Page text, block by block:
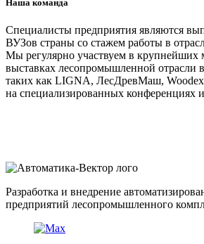
Наша команда
Специалисты предприятия являются
ВУЗов страны со стажем работы в
Мы регулярно участвуем в
выставках лесопромышленной отрасли
таких как LIGNA, ЛесДревМаш,
на специализированных конференциях
Разработка и внедрение
предприятий лесопромышленного